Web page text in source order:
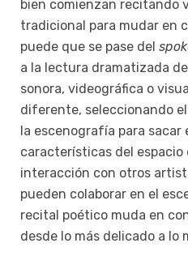
bien comienzan recitando
tradicional para mudar en
puede que se pase del
a la lectura dramatizada
sonora, videográfica o
diferente, seleccionando
la escenografía para sacar
características del espacio
interacción con otros
pueden colaborar en el
recital poético muda en
desde lo más delicado a lo